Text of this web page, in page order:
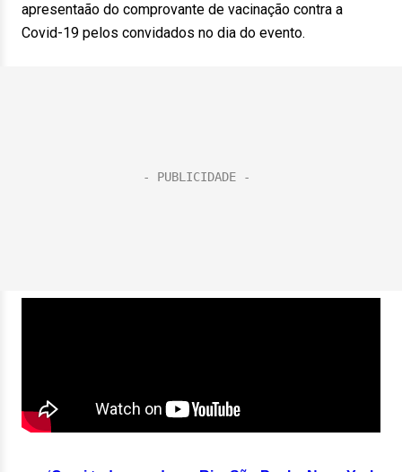
apresentaão do comprovante de vacinação contra a
Covid-19 pelos convidados no dia do evento.